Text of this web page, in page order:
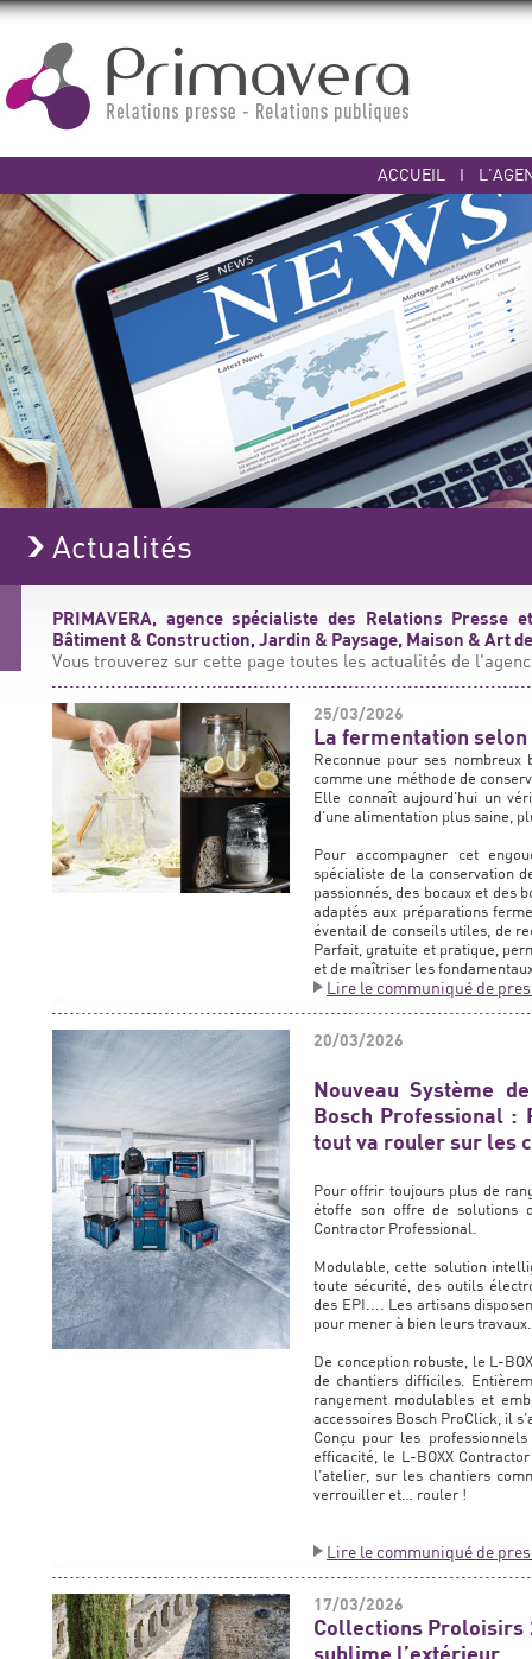
ACCUEIL I
Actualités
PRIMAVERA, agence spécialiste des Relations Presse
Bâtiment & Construction, Jardin & Paysage, Maison & Art
Vous trouverez sur cette page toutes les actualités de
25/03/2026
La fermentation
Reconnue pour ses
comme une méthode de
Elle connaît aujourd'hui un
d'une alimentation plus saine,
Pour accompagner cet
spécialiste de la conservation
passionnés, des bocaux et des
adaptés aux préparations
éventail de conseils utiles, de
Parfait, gratuite et pratique,
et de maîtriser les
Lire le communiqué de
20/03/2026
Nouveau Système
Bosch Professional
tout va rouler sur les
Pour offrir toujours plus de
étoffe son offre de solutions
Contractor Professional.
Modulable, cette solution
toute sécurité, des outils
des EPI.... Les artisans
pour mener à bien leurs travaux.
De conception robuste, le L-
de chantiers difficiles.
rangement modulables et
accessoires Bosch ProClick, il
Conçu pour les
efficacité, le L-BOXX
l’atelier, sur les chantiers
verrouiller et… rouler !
Lire le communiqué de
17/03/2026
Collections Proloisirs
sublime l’extérieur